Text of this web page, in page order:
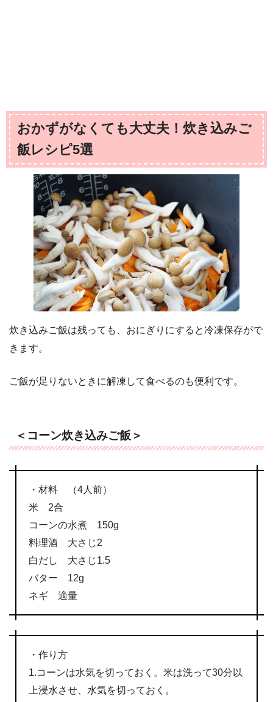
おかずがなくても大丈夫！炊き込みご
飯レシピ5選
炊き込みご飯は残っても、おにぎりにすると冷凍保存がで
きます。
ご飯が足りないときに解凍して食べるのも便利です。
＜コーン炊き込みご飯＞
・材料 （4人前）
米 2合
コーンの水煮 150g
料理酒 大さじ2
白だし 大さじ1.5
バター 12g
ネギ 適量
・作り方
1.コーンは水気を切っておく。米は洗って30分以
上浸水させ、水気を切っておく。